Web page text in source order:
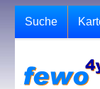
Suche